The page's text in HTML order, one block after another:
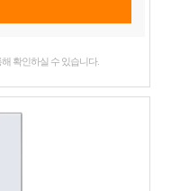
확인하실 수 있습니다.